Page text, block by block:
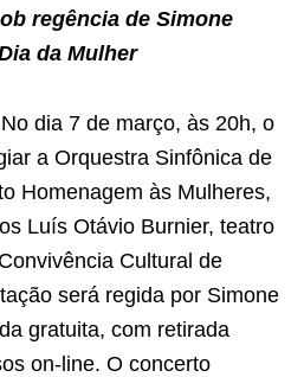
regência de Simone
da Mulher
No dia 7 de março, às 20h, o
a Orquestra Sinfônica de
Homenagem às Mulheres,
Luís Otávio Burnier, teatro
Cultural de
será regida por Simone
gratuita, com retirada
on-line. O concerto